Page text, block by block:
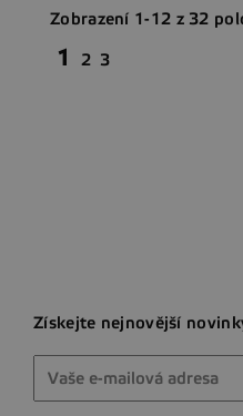
Zobrazení 1-12 z 32
1 2 3
Získejte nejnovější